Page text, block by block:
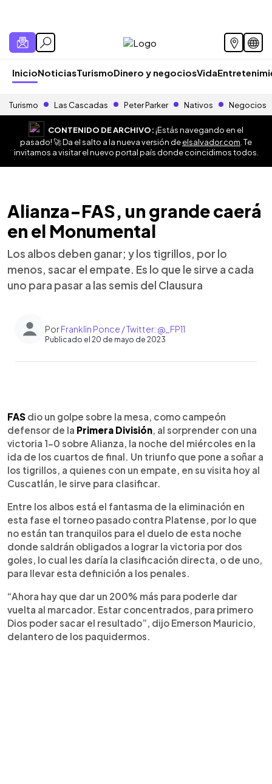
InicioNoticiasTurismoDinero y negociosVida
Turismo Las Cascadas Peter Parker Nativos Negocios
CONTENIDO DE ARCHIVO:¡Estás navegando en el
pasado! 🚀 Da el salto a la nueva versión deelsalvador.com . Te
invitamos a visitar el nuevo portal país donde coincidimos todos.
Alianza-FAS, un grande caerá
en el Monumental
Los albos deben ganar; y los tigrillos, por lo
menos, sacar el empate. Es lo que le sirve a cada
uno para pasar a las semis del Clausura
PorFranklin Ponce / Twitter: @_FP11
Publicado el 20 de mayo de 2023
► Escuchar artículo
FAS dio un golpe sobre la mesa, como campeón
defensor de la Primera División, al sorprender con una
victoria 1-0 sobre Alianza, la noche del miércoles en la
ida de los cuartos de final. Un triunfo que pone a soñar a
los tigrillos, a quienes con un empate, en su visita hoy al
Cuscatlán, le sirve para clasificar.
Entre los albos está el fantasma de la eliminación en
esta fase el torneo pasado contra Platense, por lo que
no están tan tranquilos para el duelo de esta noche
donde saldrán obligados a lograr la victoria por dos
goles, lo cual les daría la clasificación directa, o de uno,
para llevar esta definición a los penales.
“Ahora hay que dar un 200% más para poderle dar
vuelta al marcador. Estar concentrados, para primero
Dios poder sacar el resultado”, dijo Emerson Mauricio,
delantero de los paquidermos.